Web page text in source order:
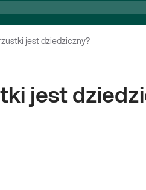
jest dziedziczny?
jest